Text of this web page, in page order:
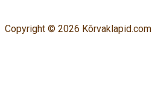
Copyright © 2026 Kõrvaklapid.com